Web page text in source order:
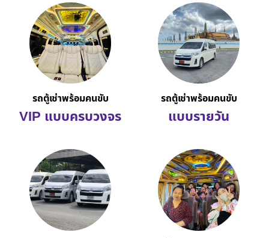
รถตู้เช่าพร้อมคนขับ
VIP แบบครบวงจร
รถตู้เช่าพร้อมคนขับ
แบบรายวัน